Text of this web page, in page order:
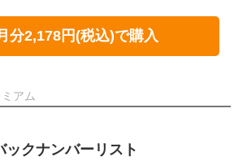
分2,178円(税込)で購入
アム
ックナンバーリスト